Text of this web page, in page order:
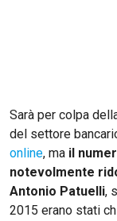
Sarà per colpa
del settore
online, ma il
notevolmente
Antonio Patuelli,
2015 erano stati